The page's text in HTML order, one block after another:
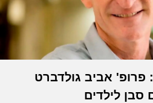
פרופ' אביב גולדברט
סבן לילדים